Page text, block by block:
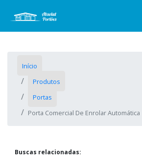
Início
Produtos
Portas
Porta Comercial De Enrolar Automática
Buscas relacionadas: